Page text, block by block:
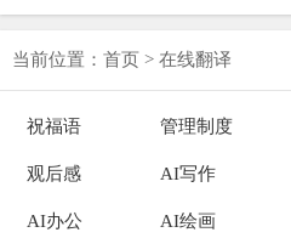
当前位置： 首页 > 在线翻译
祝福语 管理制度
观后感 AI写作
AI办公 AI绘画